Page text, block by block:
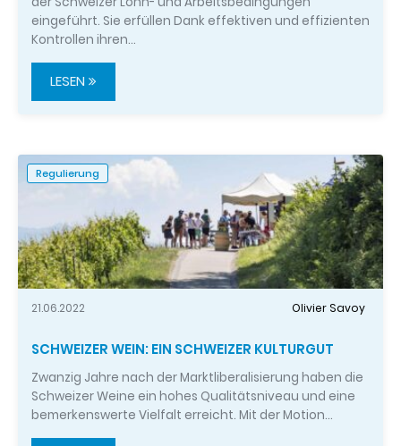
eingeführt. Sie erfüllen Dank effektiven und effizienten
Kontrollen ihren…
LESEN
Regulierung
21.06.2022 Olivier Savoy
SCHWEIZER WEIN: EIN SCHWEIZER KULTURGUT
Zwanzig Jahre nach der Marktliberalisierung haben die
Schweizer Weine ein hohes Qualitätsniveau und eine
bemerkenswerte Vielfalt erreicht. Mit der Motion…